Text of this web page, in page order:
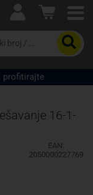
proizvoda i
profitirajte
16-1-
EAN:
2050000227769